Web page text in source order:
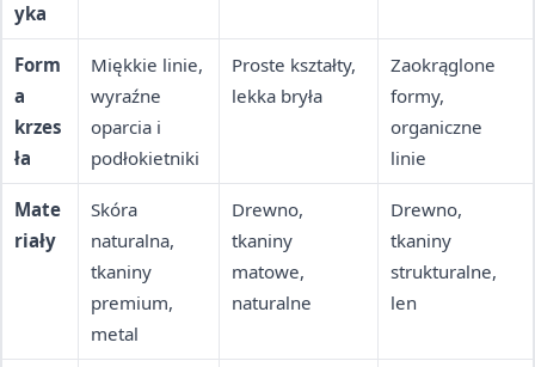
yka
Form
a
krzes
ła
Miękkie linie,
wyraźne
oparcia i
podłokietniki
Proste kształty,
lekka bryła
Zaokrąglone
formy,
organiczne
linie
Mate
riały
Skóra
naturalna,
tkaniny
premium,
metal
Drewno,
tkaniny
matowe,
naturalne
Drewno,
tkaniny
strukturalne,
len